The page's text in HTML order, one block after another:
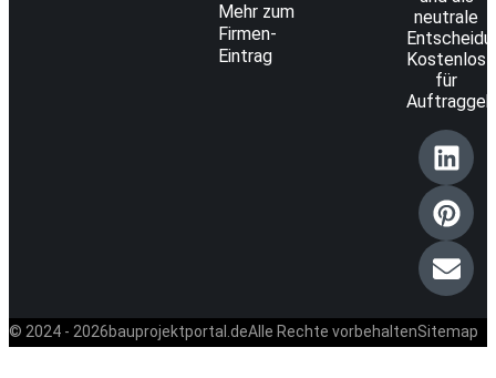
Mehr zum
Firmen-
Eintrag
neutrale
Kostenlos
für
© 2024 - 2026bauprojektportal.deAlle Rechte vorbehaltenSitemap